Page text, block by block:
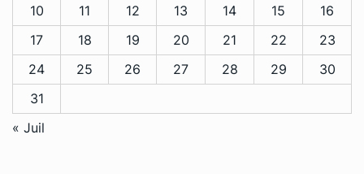
10
11 12 13 14 15
16
17
18 19 20 21 22
23
24
25 26 27 28 29
30
31
« Juil